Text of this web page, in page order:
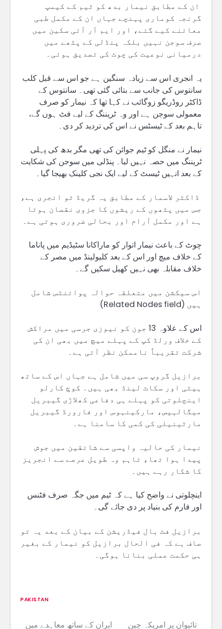
ان کے مطابق نیمار بدھ کو ٹیم کے کیمپ
گرنجہ کوماری پہنچے جہاں ان کے مکمل طبی
معائنے کیے گئے، اور ایم آر آئی سکین میں
صرف سوجن نہیں بلکہ پنڈلی کے پٹھے میں
درمیانی نوعیت کی چوٹ کی تصدیق ہوئی۔
یہ انجری اس سے زیادہ سنگین ہے جو اس سے قبل کلب
سانتوس کی جانب سے بتائی گئی تھی۔ سانتوس کے
ڈاکٹر روڈریگو زوگائب نے کہا تھا کہ نیمار کو صرف
معمولی سوجن ہے اور وہ ٹریننگ کے لیے فٹ ہوں گے،
تاہم بعد کے ٹیسٹس نے اس کی تردید کر دی۔
نیمار نے منگل کو ٹیم جوائن کی تھی مگر بدھ کی پہلی
ٹریننگ میں حصہ نہیں لیا۔ پنڈلی میں سوجن کی شکایت
کے بعد انہیں ٹیسٹ کے لیے ایک نجی کلینک بھیجا گیا۔
ڈاکٹر لاسمار کے مطابق یہ گریڈ ٹو انجری ہے،
جس میں پٹھوں کے ریشوں کا جزوی نقصان ہوتا
ہے اور مکمل آرام اور بحالی ضروری ہوتی ہے۔
چوٹ کے باعث نیمار اتوار کو ماراکانا سٹیڈیم میں پاناما
کے خلاف میچ اور اس کے بعد کلیولینڈ میں مصر کے
خلاف مقابلہ بھی نہیں کھیل سکیں گے۔
اس سیکشن میں متعلقہ حوالہ پوائنٹس شامل
ہیں (Related Nodes field)
اس کے علاوہ 13 جون کو نیوزی جرسی میں مراکش
کے خلاف ورلڈ کپ کے پہلے میچ میں بھی ان کی
شرکت تقریباً ناممکن نظر آتی ہے۔
برازیل گروپ سی میں شامل ہے جہاں اس کے ساتھ
ہیٹی اور سکاٹ لینڈ بھی ہیں۔ کوچ کارلو
اینچلوتی کو پہلے ہی دفاعی کھلاڑی گیبریل
میگالہیس، مارکینہوس اور فارورڈ گیبریل
مارٹینیلی کی کمی کا سامنا ہے۔
نیمار کی حالیہ واپسی سے شائقین میں جوش
پیدا ہوا تھا، تاہم وہ طویل عرصے سے انجریز
کا شکار رہے ہیں۔
اینچلوتی نے واضح کیا ہے کہ ٹیم میں جگہ صرف فٹنس
اور فارم کی بنیاد پر دی جائے گی۔
برازیل فٹ بال فیڈریشن کے بیان کے بعد یہ تو
صاف ہے کہ فی الحال برازیل کو نیمار کے بغیر
ہی حکمت عملی بنانا ہوگی۔
PAKISTAN
ایران کے ساتھ معاہدے میں
تائیوان پر امریکہ چین